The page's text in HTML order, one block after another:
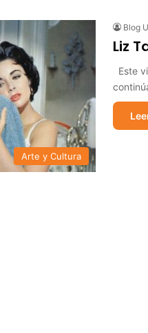
Arte y Cultura
Blog
Liz
Este